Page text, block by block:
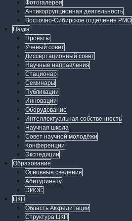
Фотогалерея
Антикоррупционная деятельность
Восточно-Сибирское отделение РМО
Наука
Проекты
Ученый совет
Диссертационный совет
Научные направления
Стационар
Семинары
Публикации
Инновации
Оборудование
Интеллектуальная собственность
Научная школа
Совет научной молодёжи
Конференции
Экспедиции
Образование
Основные сведения
Абитуриенту
ЭИОС
ЦКП
Область Аккредитации
Структура ЦКП